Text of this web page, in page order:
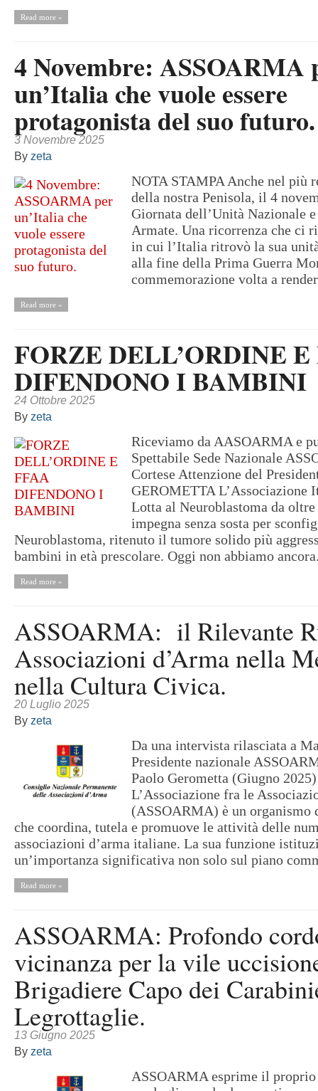
Read more »
4 Novembre: ASSOARMA
un’Italia che vuole essere
protagonista del suo futuro.
3 Novembre 2025
By zeta
NOTA STAMPA Anche nel più
della nostra Penisola, il 4
Giornata dell’Unità Nazionale
Armate. Una ricorrenza che ci
in cui l’Italia ritrovò la sua
alla fine della Prima Guerra
commemorazione volta a
Read more »
FORZE DELL’ORDINE
DIFENDONO I BAMBINI
24 Ottobre 2025
By zeta
Riceviamo da AASOARMA e
Spettabile Sede Nazionale
Cortese Attenzione del
GEROMETTA L’Associazione
Lotta al Neuroblastoma da
impegna senza sosta per
Neuroblastoma, ritenuto il tumore solido più
bambini in età prescolare. Oggi non abbiamo
Read more »
ASSOARMA: il Rilevante
Associazioni d’Arma nella
nella Cultura Civica.
20 Luglio 2025
By zeta
Da una intervista rilasciata a
Presidente nazionale
Paolo Gerometta (Giugno
L’Associazione fra le
(ASSOARMA) è un organismo
che coordina, tutela e promuove le attività delle
associazioni d’arma italiane. La sua funzione
un’importanza significativa non solo sul piano
Read more »
ASSOARMA: Profondo
vicinanza per la vile
Brigadiere Capo dei
Legrottaglie.
13 Giugno 2025
By zeta
ASSOARMA esprime il